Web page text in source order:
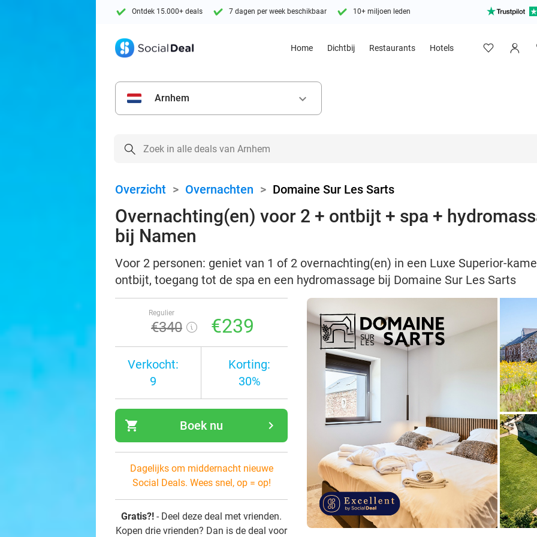
Ontdek 15.000+ deals 7 dagen per week beschikbaar 10+ miljoen leden
Home Dichtbij Restaurants Hotels
Arnhem keyboard_arrow_down
Overzicht > Overnachten > Domaine Sur Les Sarts
Overnachting(en) voor 2 + ontbijt + spa +
bij Namen
Voor 2 personen: geniet van 1 of 2 overnachting(en) in een Luxe Superior-
ontbijt, toegang tot de spa en een hydromassage bij Domaine Sur Les Sarts
Regulier
€340 €239
Verkocht:
9
Korting:
30%
shopping_cart navigate_next
Boek nu
Dagelijks om middernacht nieuwe
Social Deals. Wees snel, op = op!
Gratis?! - Deel deze deal met vrienden.
Kopen drie vrienden? Dan is de deal voor